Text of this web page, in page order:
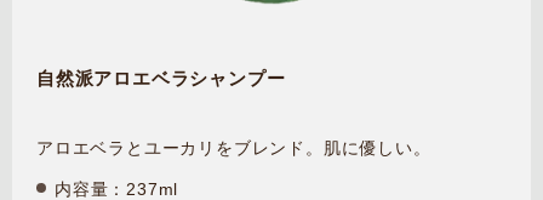
自然派アロエベラシャンプー
アロエベラとユーカリをブレンド。肌に優しい。
内容量：237ml